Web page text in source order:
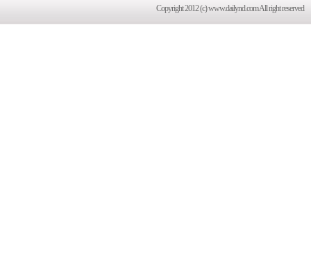
Copyright 2012 (c) www.dailynd.com All right reserved